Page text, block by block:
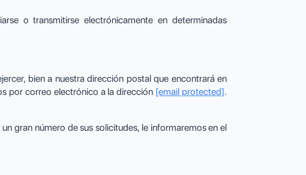
o transmitirse electrónicamente en determinadas
bien a nuestra dirección postal que encontrará en
por correo electrónico a la dirección [email protected].
gran número de sus solicitudes, le informaremos en el